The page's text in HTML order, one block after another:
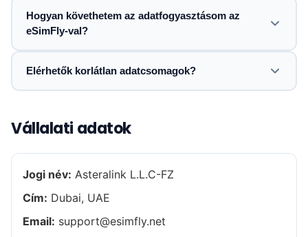
Hogyan követhetem az adatfogyasztásom az
eSimFly-val?
Elérhetők korlátlan adatcsomagok?
Vállalati adatok
Jogi név: Asteralink L.L.C-FZ
Cím: Dubai, UAE
Email: support@esimfly.net